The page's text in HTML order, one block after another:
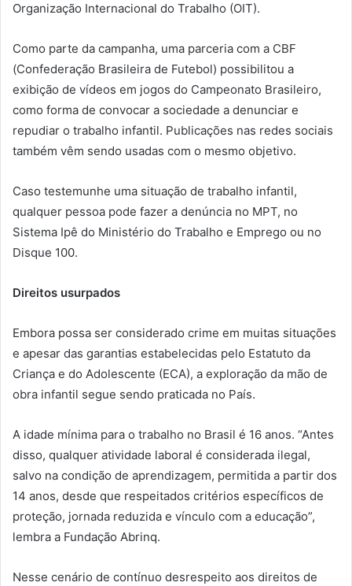
Organização Internacional do Trabalho (OIT).
Como parte da campanha, uma parceria com a CBF
(Confederação Brasileira de Futebol) possibilitou a
exibição de vídeos em jogos do Campeonato Brasileiro,
como forma de convocar a sociedade a denunciar e
repudiar o trabalho infantil. Publicações nas redes sociais
também vêm sendo usadas com o mesmo objetivo.
Caso testemunhe uma situação de trabalho infantil,
qualquer pessoa pode fazer a denúncia no MPT, no
Sistema Ipê do Ministério do Trabalho e Emprego ou no
Disque 100.
Direitos usurpados
Embora possa ser considerado crime em muitas situações
e apesar das garantias estabelecidas pelo Estatuto da
Criança e do Adolescente (ECA), a exploração da mão de
obra infantil segue sendo praticada no País.
A idade mínima para o trabalho no Brasil é 16 anos. “Antes
disso, qualquer atividade laboral é considerada ilegal,
salvo na condição de aprendizagem, permitida a partir dos
14 anos, desde que respeitados critérios específicos de
proteção, jornada reduzida e vínculo com a educação”,
lembra a Fundação Abrinq.
Nesse cenário de contínuo desrespeito aos direitos de